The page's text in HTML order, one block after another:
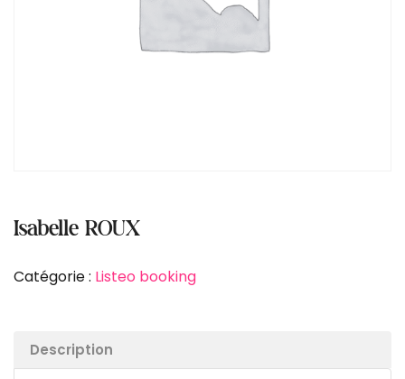
Isabelle ROUX
Catégorie : Listeo booking
Description